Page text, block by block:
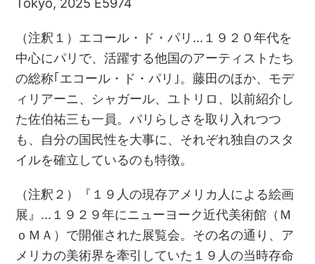
（注釈１）エコール・ド・パリ…１９２０年代を
中心にパリで、活躍する他国のアーティストたち
の総称｢エコール・ド・パリ｣。藤田のほか、モデ
ィリアーニ、シャガール、ユトリロ、以前紹介し
た佐伯祐三も一員。パリらしさを取り入れつつ
も、自分の国民性を大事に、それぞれ独自のスタ
イルを確立しているのも特徴。
（注釈２）『１９人の現存アメリカ人による絵画
展』…１９２９年にニューヨーク近代美術館（Ｍ
ｏＭＡ）で開催された展覧会。その名の通り、ア
メリカの美術界を牽引していた１９人の当時存命